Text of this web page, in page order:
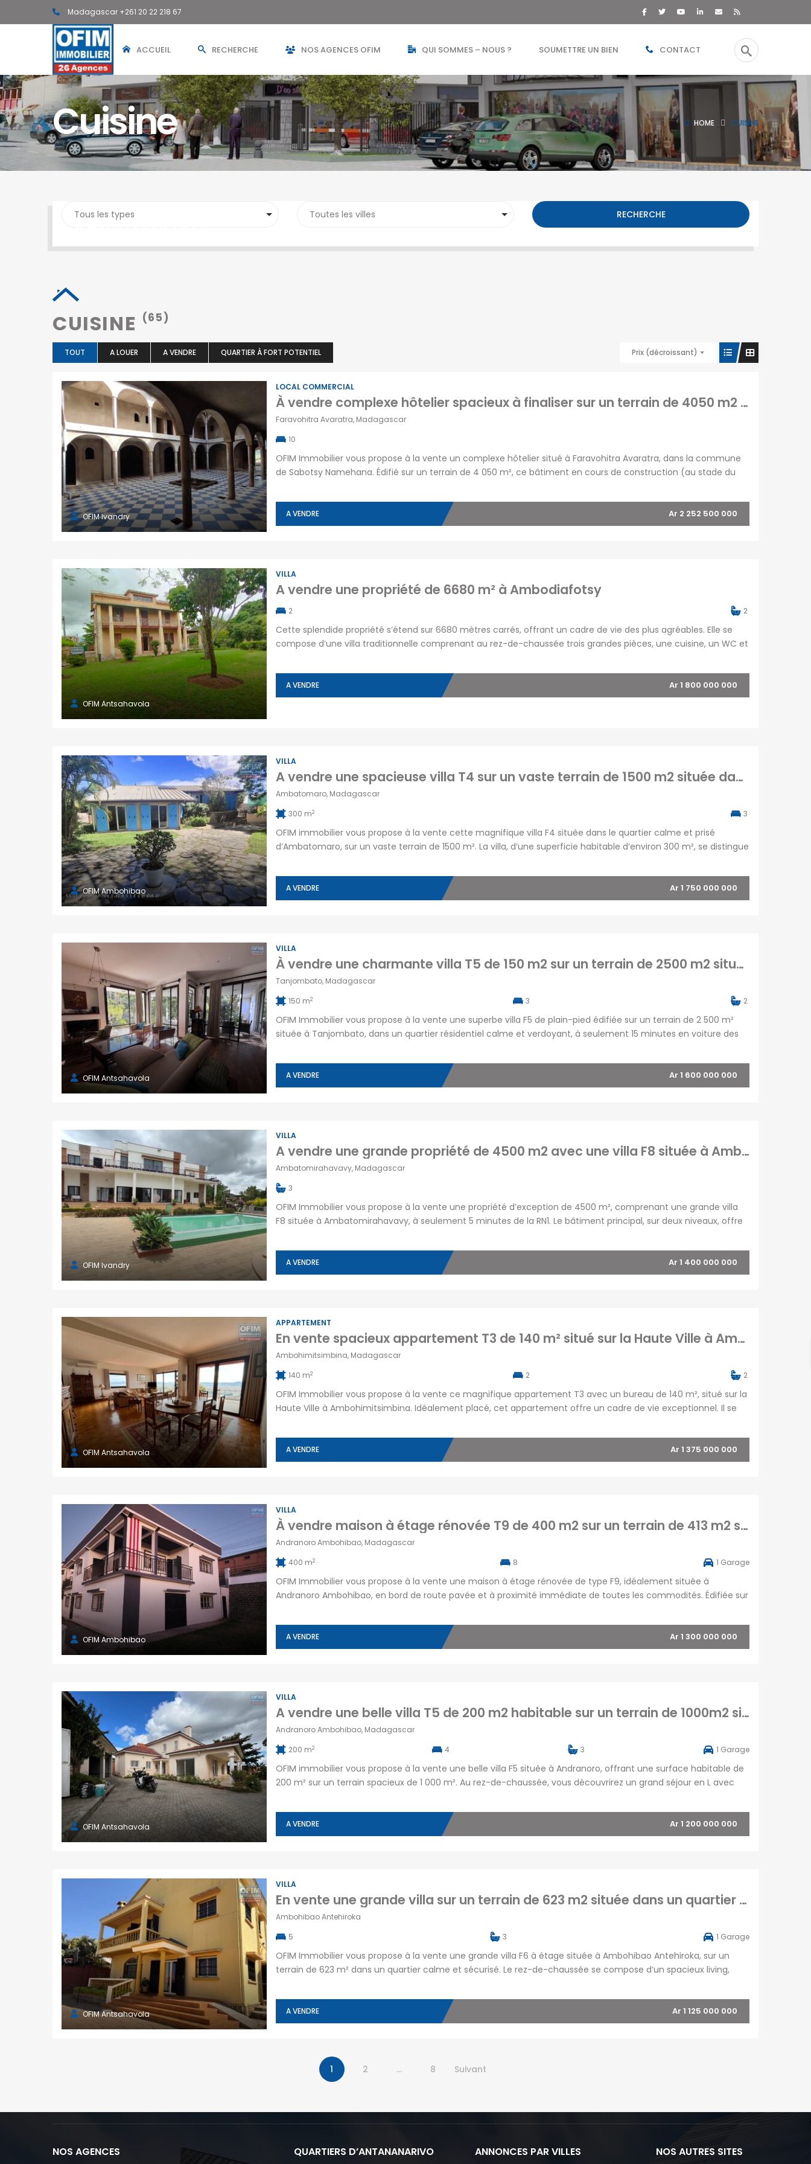
Madagascar +261 20 22 218 67
ACCUEIL RECHERCHE NOS AGENCES OFIM QUI SOMMES – NOUS ? SOUMETTRE UN BIEN CONTACT
Cuisine HOME CUISINE
SEARCH PROPERTY
RECHERCHE
CUISINE (65)
TOUT A LOUER A VENDRE QUARTIER À FORT POTENTIEL Prix (décroissant)
OFIM Ivandry
LOCAL COMMERCIAL
À vendre complexe hôtelier spacieux à finaliser sur un terrain de 4050 m2 situé à Faravohitra Avaratra
Faravohitra Avaratra, Madagascar
10
OFIM Immobilier vous propose à la vente un complexe hôtelier situé à Faravohitra Avaratra, dans la commune
de Sabotsy Namehana. Édifié sur un terrain de 4 050 m², ce bâtiment en cours de construction (au stade du
A VENDRE Ar 2 252 500 000
OFIM Antsahavola
VILLA
A vendre une propriété de 6680 m² à Ambodiafotsy
2 2
Cette splendide propriété s’étend sur 6680 mètres carrés, offrant un cadre de vie des plus agréables. Elle se
compose d’une villa traditionnelle comprenant au rez-de-chaussée trois grandes pièces, une cuisine, un WC et
troisième étage, bénéficiant d’une […]
A VENDRE Ar 1 800 000 000
OFIM Ambohibao
VILLA
A vendre une spacieuse villa T4 sur un vaste terrain de 1500 m2 située dans un quartier calme et prisé à Ambatomaro
Ambatomaro, Madagascar
300 m2 3
OFIM immobilier vous propose à la vente cette magnifique villa F4 située dans le quartier calme et prisé
d’Ambatomaro, sur un vaste terrain de 1500 m². La villa, d’une superficie habitable d’environ 300 m², se distingue
personnelle pour le personnel, assurant […]
A VENDRE Ar 1 750 000 000
OFIM Antsahavola
VILLA
À vendre une charmante villa T5 de 150 m2 sur un terrain de 2500 m2 située dans un quartier résidentiel à Tanjombato Madagascar
Tanjombato, Madagascar
150 m2 3 2
OFIM Immobilier vous propose à la vente une superbe villa F5 de plain-pied édifiée sur un terrain de 2 500 m²
située à Tanjombato, dans un quartier résidentiel calme et verdoyant, à seulement 15 minutes en voiture des
de […]
A VENDRE Ar 1 600 000 000
OFIM Ivandry
VILLA
A vendre une grande propriété de 4500 m2 avec une villa F8 située à Ambatomirahavavy
Ambatomirahavavy, Madagascar
3
OFIM Immobilier vous propose à la vente une propriété d’exception de 4500 m², comprenant une grande villa
F8 située à Ambatomirahavavy, à seulement 5 minutes de la RN1. Le bâtiment principal, sur deux niveaux, offre
une salle de stockage, une salle […]
A VENDRE Ar 1 400 000 000
OFIM Antsahavola
APPARTEMENT
En vente spacieux appartement T3 de 140 m² situé sur la Haute Ville à Ambohimitsimbina
Ambohimitsimbina, Madagascar
140 m2 2 2
OFIM Immobilier vous propose à la vente ce magnifique appartement T3 avec un bureau de 140 m², situé sur la
Haute Ville à Ambohimitsimbina. Idéalement placé, cet appartement offre un cadre de vie exceptionnel. Il se
[…]
A VENDRE Ar 1 375 000 000
OFIM Ambohibao
VILLA
À vendre maison à étage rénovée T9 de 400 m2 sur un terrain de 413 m2 située à Andranoro Ambohibao Madagascar
Andranoro Ambohibao, Madagascar
400 m2 8 1 Garage
OFIM Immobilier vous propose à la vente une maison à étage rénovée de type F9, idéalement située à
Andranoro Ambohibao, en bord de route pavée et à proximité immédiate de toutes les commodités. Édifiée sur
compose de […]
A VENDRE Ar 1 300 000 000
OFIM Antsahavola
VILLA
A vendre une belle villa T5 de 200 m2 habitable sur un terrain de 1000m2 située à Andranoro,
Andranoro Ambohibao, Madagascar
200 m2 4 3 1 Garage
OFIM immobilier vous propose à la vente une belle villa F5 située à Andranoro, offrant une surface habitable de
200 m² sur un terrain spacieux de 1 000 m². Au rez-de-chaussée, vous découvrirez un grand séjour en L avec
A VENDRE Ar 1 200 000 000
OFIM Antsahavola
VILLA
En vente une grande villa sur un terrain de 623 m2 située dans un quartier calme à Ambohibao Antehiroka
Ambohibao Antehiroka
5
3 1 Garage
OFIM Immobilier vous propose à la vente une grande villa F6 à étage située à Ambohibao Antehiroka, sur un
terrain de 623 m² dans un quartier calme et sécurisé. Le rez-de-chaussée se compose d’un spacieux living,
de bain […]
A VENDRE Ar 1 125 000 000
1 2 … 8 Suivant
NOS AGENCES QUARTIERS D’ANTANANARIVO ANNONCES PAR VILLES NOS AUTRES SITES